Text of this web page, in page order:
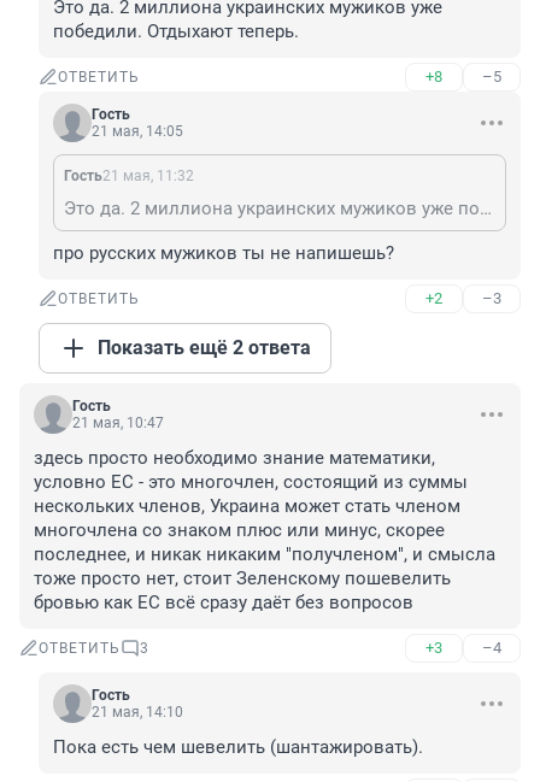
Это да. 2 миллиона украинских мужиков уже
победили. Отдыхают теперь.
ОТВЕТИТЬ +8 –5
Гость
21 мая, 14:05
Гость21 мая, 11:32
Это да. 2 миллиона украинских мужиков уже победили. Отдыхают теперь.
про русских мужиков ты не напишешь?
ОТВЕТИТЬ +2 –3
Показать ещё 2 ответа
Гость
21 мая, 10:47
здесь просто необходимо знание математики,
условно ЕС - это многочлен, состоящий из суммы
нескольких членов, Украина может стать членом
многочлена со знаком плюс или минус, скорее
последнее, и никак никаким "получленом", и смысла
тоже просто нет, стоит Зеленскому пошевелить
бровью как ЕС всё сразу даёт без вопросов
ОТВЕТИТЬ 3 +3 –4
Гость
21 мая, 14:10
Пока есть чем шевелить (шантажировать).